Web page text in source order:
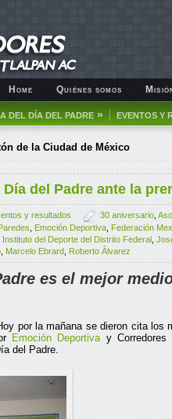
Home Quiénes somos
DEL DÍA DEL PADRE » EVENTOS Y
de la Ciudad de México
del Padre ante la
y resultados 30 aniversario
Emoción Deportiva Federación
Instituto del Deporte del Distrito Federal
Marcelo Ebrard Roberto Álvarez
es el mejor
por la mañana se dieron cita los
Emoción Deportiva y
del Padre.